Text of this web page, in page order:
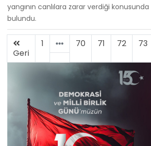
yangının canlılara zarar verdiği konusunda
bulundu.
Geri
1 70 71 72 73